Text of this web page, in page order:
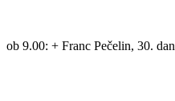
ob 9.00: + Franc Pečelin, 30. dan